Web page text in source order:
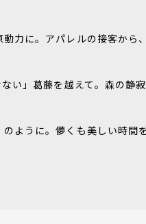
動力に。アパレルの接客か
い」葛藤を越えて。森の静
ように。儚くも美しい時間